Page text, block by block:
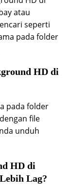
atau
seperti
pada folder
HD di
pada folder
file
unduh
HD di
Lag?